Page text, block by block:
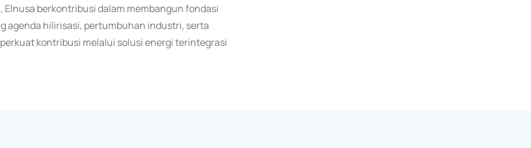
berkontribusi dalam membangun fondasi
agenda hilirisasi, pertumbuhan industri, serta
kontribusi melalui solusi energi terintegrasi